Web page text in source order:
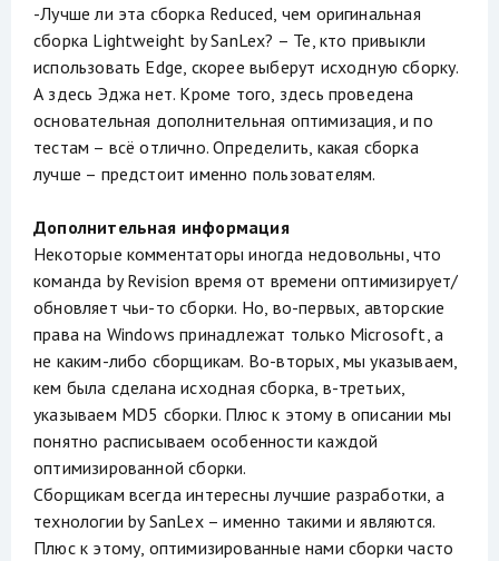
-Лучше ли эта сборка Reduced, чем оригинальная
сборка Lightweight by SanLex? – Те, кто привыкли
использовать Edge, скорее выберут исходную сборку.
А здесь Эджа нет. Кроме того, здесь проведена
основательная дополнительная оптимизация, и по
тестам – всё отлично. Определить, какая сборка
лучше – предстоит именно пользователям.
Дополнительная информация
Некоторые комментаторы иногда недовольны, что
команда by Revision время от времени оптимизирует/
обновляет чьи-то сборки. Но, во-первых, авторские
права на Windows принадлежат только Microsoft, а
не каким-либо сборщикам. Во-вторых, мы указываем,
кем была сделана исходная сборка, в-третьих,
указываем MD5 сборки. Плюс к этому в описании мы
понятно расписываем особенности каждой
оптимизированной сборки.
Сборщикам всегда интересны лучшие разработки, а
технологии by SanLex – именно такими и являются.
Плюс к этому, оптимизированные нами сборки часто